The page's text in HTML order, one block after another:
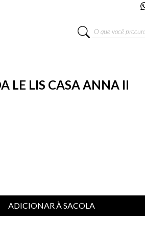
O que você procura?
LE LIS CASA ANNA II
ADICIONAR À SACOLA